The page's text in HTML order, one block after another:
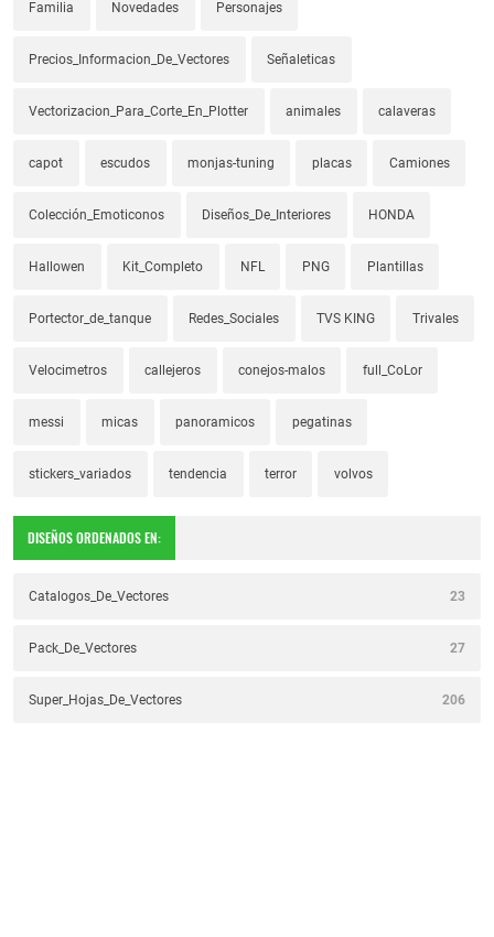
Familia Novedades Personajes
Precios_Informacion_De_Vectores Señaleticas
Vectorizacion_Para_Corte_En_Plotter animales calaveras
capot escudos monjas-tuning placas Camiones
Colección_Emoticonos Diseños_De_Interiores HONDA
Hallowen Kit_Completo NFL PNG Plantillas
Portector_de_tanque Redes_Sociales TVS KING Trivales
Velocimetros callejeros conejos-malos full_CoLor
messi micas panoramicos pegatinas
stickers_variados tendencia terror volvos
DISEÑOS ORDENADOS EN:
Catalogos_De_Vectores 23
Pack_De_Vectores 27
Super_Hojas_De_Vectores 206